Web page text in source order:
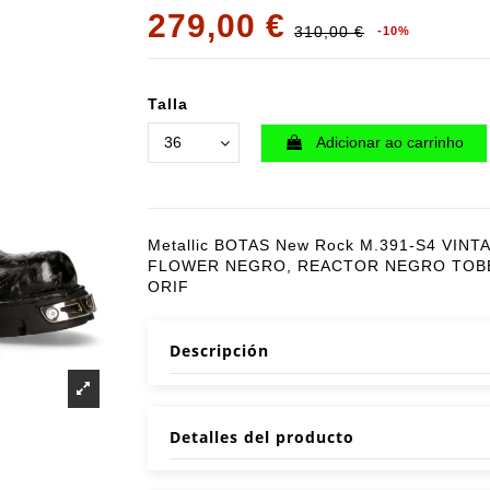
279,00 € 310,00 € -10%
Talla
Adicionar ao carrinho
Metallic BOTAS New Rock M.391-S4
FLOWER NEGRO, REACTOR NEGRO
ORIF
Descripción
Detalles del producto